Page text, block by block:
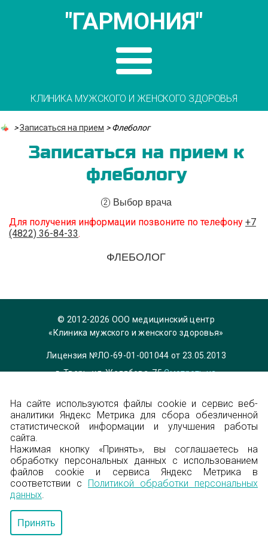
"ГАРМОНИЯ"
КЛИНИКА МУЖСКОГО И ЖЕНСКОГО ЗДОРОВЬЯ
>Записаться на прием >Флеболог
Записаться на прием к
флебологу
2 Выбор врача
Для получения информации позвоните по телефону +7
(4822) 36-84-33.
ФЛЕБОЛОГ
© 2012-2026 ООО медицинский центр
«Клиника мужского и женского здоровья»
Лицензия №ЛО-69-01-001044 от 23.05.2013
г. Тверь, ул. Желябова, 75Смотреть на
Телефон 8 (4822) 36-84-33,info@garmonia-
clinic.ru
Политика конфиденциальности
Энциклопедия
Карта сайта
На сайте используются файлы cookie и сервис веб-
аналитики Яндекс Метрика для сбора обезличенной
статистической информации и улучшения работы
сайта.
Нажимая кнопку «Принять», вы соглашаетесь на
обработку персональных данных с использованием
файлов cookie и сервиса Яндекс Метрика в
соответствии с Политикой обработки персональных
данных.
Принять